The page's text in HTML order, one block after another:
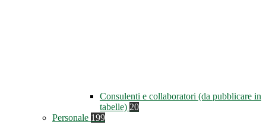
Consulenti e collaboratori (da pubblicare in
tabelle) 20
Personale 199